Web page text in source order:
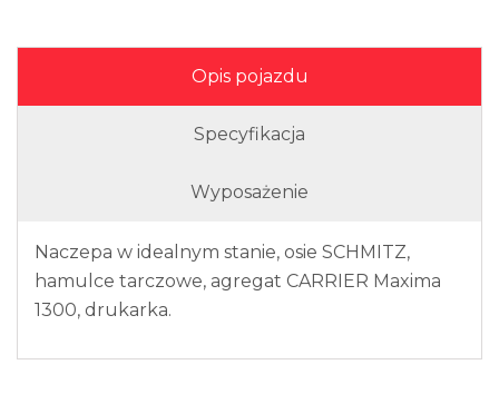
Opis pojazdu
Specyfikacja
Wyposażenie
Naczepa w idealnym stanie, osie SCHMITZ,
hamulce tarczowe, agregat CARRIER Maxima
1300, drukarka.